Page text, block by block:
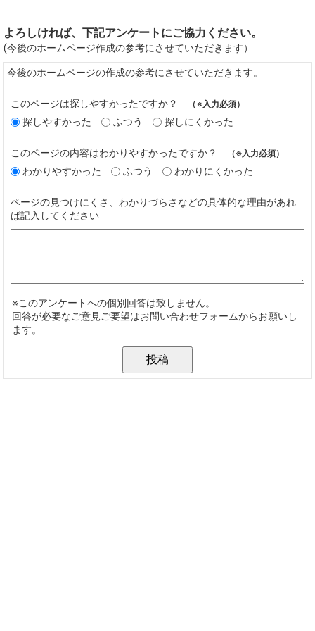
よろしければ、下記アンケートにご協力ください。
(今後のホームページ作成の参考にさせていただきます）
今後のホームページの作成の参考にさせていただきます。
このページは探しやすかったですか？ （※入力必須）
探しやすかった ふつう 探しにくかった
このページの内容はわかりやすかったですか？ （※入力必須）
わかりやすかった ふつう わかりにくかった
ページの見つけにくさ、わかりづらさなどの具体的な理由があれ
ば記入してください
※このアンケートへの個別回答は致しません。
回答が必要なご意見ご要望はお問い合わせフォームからお願いし
ます。